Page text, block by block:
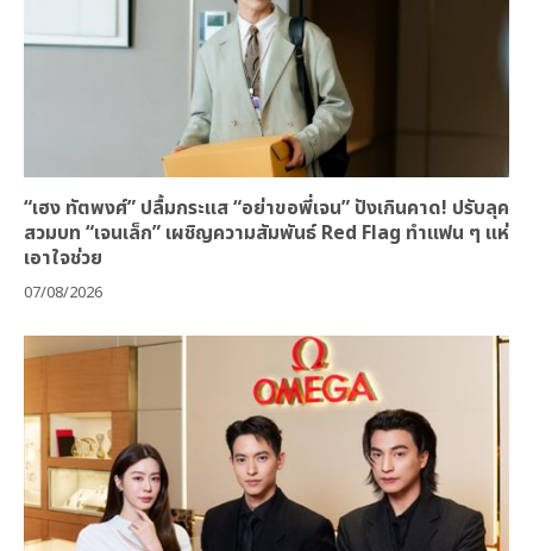
“เฮง ทัตพงศ์” ปลื้มกระแส “อย่าขอพี่เจน” ปังเกินคาด! ปรับลุค
สวมบท “เจนเล็ก” เผชิญความสัมพันธ์ Red Flag ทำแฟน ๆ แห่
เอาใจช่วย
07/08/2026